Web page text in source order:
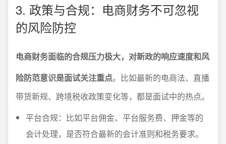
3. 政策与合规：电商财务不可忽视
的风险防控
电商财务面临的合规压力极大，对新政的响应速度和风
险防范意识是面试关注重点。比如最新的电商法、直播
带货新规、跨境税收政策变化等，都是面试中的热点。
平台合规：比如平台佣金、平台服务费、押金等的
会计处理，是否符合最新的会计准则和税务要求。